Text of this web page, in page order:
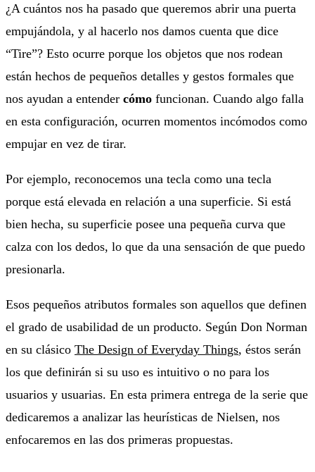
¿A cuántos nos ha pasado que queremos abrir una puerta
empujándola, y al hacerlo nos damos cuenta que dice
“Tire”? Esto ocurre porque los objetos que nos rodean
están hechos de pequeños detalles y gestos formales que
nos ayudan a entender cómo funcionan. Cuando algo falla
en esta configuración, ocurren momentos incómodos como
empujar en vez de tirar.
Por ejemplo, reconocemos una tecla como una tecla
porque está elevada en relación a una superficie. Si está
bien hecha, su superficie posee una pequeña curva que
calza con los dedos, lo que da una sensación de que puedo
presionarla.
Esos pequeños atributos formales son aquellos que definen
el grado de usabilidad de un producto. Según Don Norman
en su clásico The Design of Everyday Things, éstos serán
los que definirán si su uso es intuitivo o no para los
usuarios y usuarias. En esta primera entrega de la serie que
dedicaremos a analizar las heurísticas de Nielsen, nos
enfocaremos en las dos primeras propuestas.